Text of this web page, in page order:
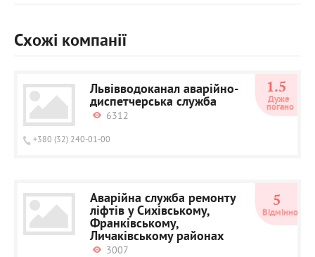
Схожі компанії
Львівводоканал аварійно-
диспетчерська служба
6312
+380 (32) 240-01-00
1.5
Дуже
погано
Аварійна служба ремонту
ліфтів у Сихівському,
Франківському,
Личаківському районах
3007
5
Відмінно